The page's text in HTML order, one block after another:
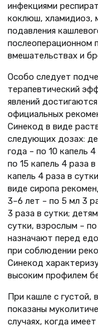
инфекциями
коклюш, хламидиоз,
подавления
послеоперационном
вмешательствах и
Особо следует
терапевтический
явлений
официальных
Синекод в виде
следующих дозах:
года – по 10 капель
по 15 капель 4 раза
капель 4 раза в
виде сиропа
3–6 лет – по 5 мл 3
3 раза в сутки;
сутки, взрослым –
назначают перед
при соблюдении
Синекод
высоким профилем
При кашле с густой,
показаны
случаях, когда